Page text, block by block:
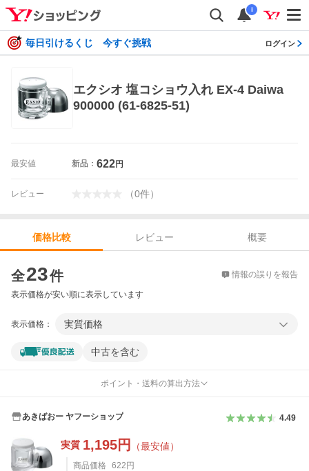
i
毎日引けるくじ 今すぐ挑戦 ログイン
エクシオ 塩コショウ入れ EX-4 Daiwa
900000 (61-6825-51)
最安値 新品： 622円
レビュー （0件）
価格比較 レビュー
概要
全23件 情報の誤りを報告
表示価格が安い順に表示しています
表示価格： 実質価格
中古を含む
ポイント・送料の算出方法
あきばおー ヤフーショップ 4.49
実質 1,195円 （最安値）
商品価格 622 円